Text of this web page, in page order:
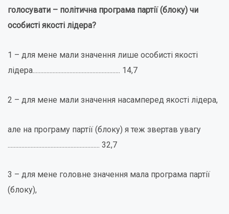
голосувати – політична програма партії (блоку) чи
особисті якості лідера?
1 – для мене мали значення лише особисті якості
лідера......................................................... 14,7
2 – для мене мали значення насамперед якості лідера,
але на програму партії (блоку) я теж звертав увагу
............................................................ 32,7
3 – для мене головне значення мала програма партії
(блоку),